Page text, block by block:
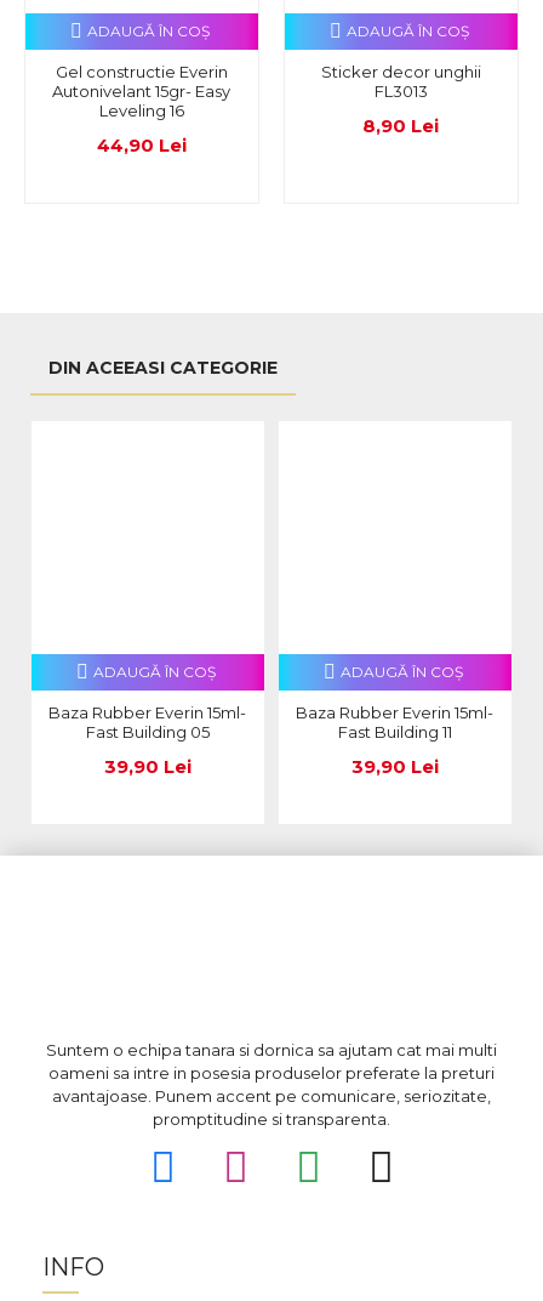
Gel constructie Everin
Autonivelant 15gr- Easy
Leveling 16
44,90 Lei
ADAUGĂ ÎN COŞ
Sticker decor unghii
FL3013
8,90 Lei
ADAUGĂ ÎN COŞ
DIN ACEEASI CATEGORIE
Baza Rubber Everin 15ml-
Fast Building 05
39,90 Lei
ADAUGĂ ÎN COŞ
Baza Rubber Everin 15ml-
Fast Building 11
39,90 Lei
ADAUGĂ ÎN COŞ
Suntem o echipa tanara si dornica sa ajutam cat mai multi
oameni sa intre in posesia produselor preferate la preturi
avantajoase. Punem accent pe comunicare, seriozitate,
promptitudine si transparenta.
INFO